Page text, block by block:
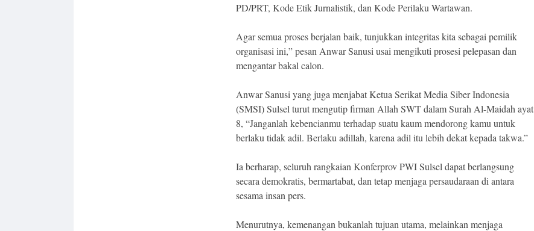
PD/PRT, Kode Etik Jurnalistik, dan Kode Perilaku Wartawan.
Agar semua proses berjalan baik, tunjukkan integritas kita sebagai pemilik
organisasi ini,” pesan Anwar Sanusi usai mengikuti prosesi pelepasan dan
mengantar bakal calon.
Anwar Sanusi yang juga menjabat Ketua Serikat Media Siber Indonesia
(SMSI) Sulsel turut mengutip firman Allah SWT dalam Surah Al-Maidah ayat
8, “Janganlah kebencianmu terhadap suatu kaum mendorong kamu untuk
berlaku tidak adil. Berlaku adillah, karena adil itu lebih dekat kepada takwa.”
Ia berharap, seluruh rangkaian Konferprov PWI Sulsel dapat berlangsung
secara demokratis, bermartabat, dan tetap menjaga persaudaraan di antara
sesama insan pers.
Menurutnya, kemenangan bukanlah tujuan utama, melainkan menjaga